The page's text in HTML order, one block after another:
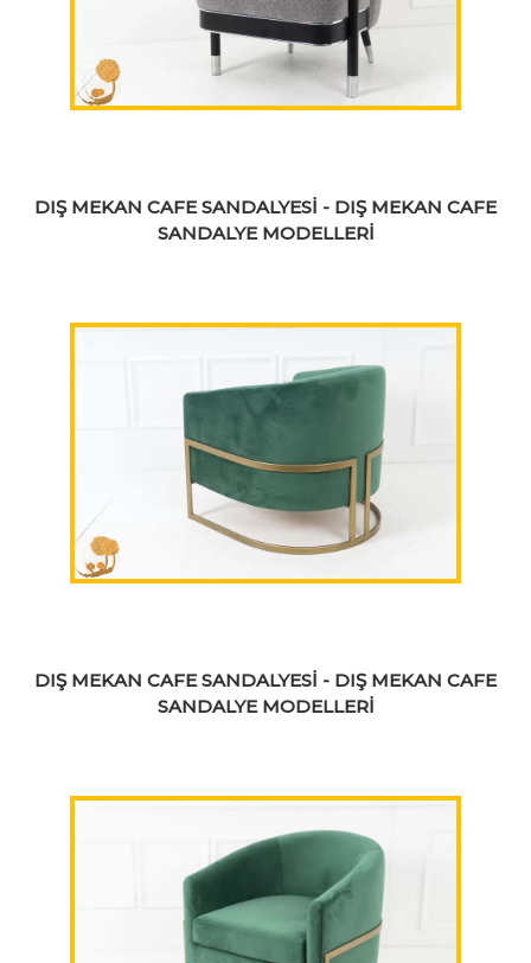
DIŞ MEKAN CAFE SANDALYESİ - DIŞ MEKAN CAFE
SANDALYE MODELLERİ
DIŞ MEKAN CAFE SANDALYESİ - DIŞ MEKAN CAFE
SANDALYE MODELLERİ